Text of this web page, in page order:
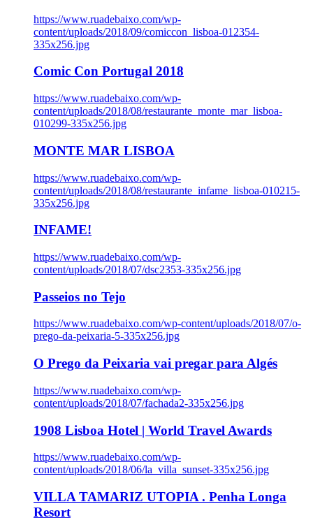
https://www.ruadebaixo.com/wp-
content/uploads/2018/09/comiccon_lisboa-012354-
335x256.jpg
Comic Con Portugal 2018
https://www.ruadebaixo.com/wp-
content/uploads/2018/08/restaurante_monte_mar_lisboa-
010299-335x256.jpg
MONTE MAR LISBOA
https://www.ruadebaixo.com/wp-
content/uploads/2018/08/restaurante_infame_lisboa-010215-
335x256.jpg
INFAME!
https://www.ruadebaixo.com/wp-
content/uploads/2018/07/dsc2353-335x256.jpg
Passeios no Tejo
https://www.ruadebaixo.com/wp-content/uploads/2018/07/o-
prego-da-peixaria-5-335x256.jpg
O Prego da Peixaria vai pregar para Algés
https://www.ruadebaixo.com/wp-
content/uploads/2018/07/fachada2-335x256.jpg
1908 Lisboa Hotel | World Travel Awards
https://www.ruadebaixo.com/wp-
content/uploads/2018/06/la_villa_sunset-335x256.jpg
VILLA TAMARIZ UTOPIA . Penha Longa
Resort